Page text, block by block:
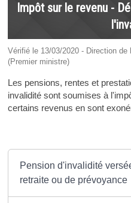
Impôt sur le revenu -
Vérifié le 13/03/2020 - Direction
(Premier ministre)
Les pensions, rentes et
invalidité sont soumises à
certains revenus en sont
Pension d'invalidité
retraite ou de prévoyance